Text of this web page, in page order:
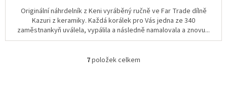
Originální náhrdelník z Keni vyráběný ručně ve Far Trade dílně
Kazuri z keramiky. Každá korálek pro Vás jedna ze 340
zaměstnankyň uválela, vypálila a následně namalovala a znovu...
O
7položek celkem